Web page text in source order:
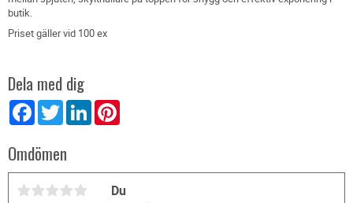
butik.
Priset gäller vid 100 ex
Dela med dig
FacebookTwitter LinkedIn
Omdömen
Du